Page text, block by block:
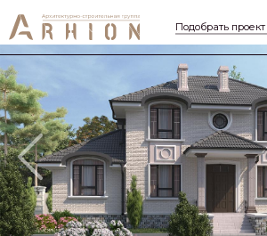
Подобрать проект
Previous